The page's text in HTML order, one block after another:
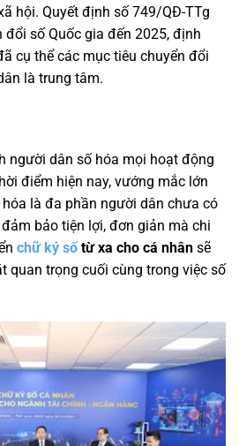
hội. Quyết định số 749/QĐ-TTg
số Quốc gia đến 2025, định
cụ thể các mục tiêu chuyển đổi
là trung tâm.
người dân số hóa mọi hoạt động
điểm hiện nay, vướng mắc lớn
là đa phần người dân chưa có
bảo tiện lợi, đơn giản mà chi
chữ ký sốtừ xa cho cá nhân sẽ
quan trọng cuối cùng trong việc số